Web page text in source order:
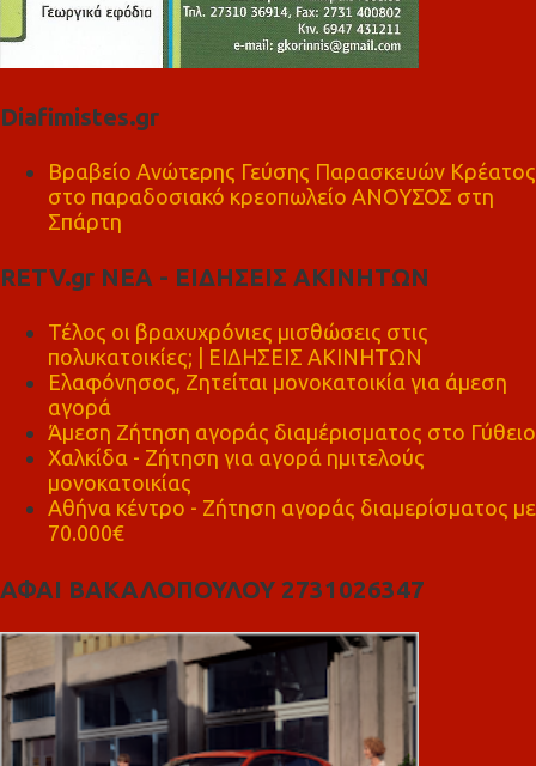
Diafimistes.gr
Βραβείο Ανώτερης Γεύσης Παρασκευών Κρέατος
στο παραδοσιακό κρεοπωλείο ΑΝΟΥΣΟΣ στη
Σπάρτη
RETV.gr ΝΕΑ - ΕΙΔΗΣΕΙΣ ΑΚΙΝΗΤΩΝ
Τέλος οι βραχυχρόνιες μισθώσεις στις
πολυκατοικίες; | ΕΙΔΗΣΕΙΣ ΑΚΙΝΗΤΩΝ
Ελαφόνησος, Ζητείται μονοκατοικία για άμεση
αγορά
Άμεση Ζήτηση αγοράς διαμέρισματος στο Γύθειο
Χαλκίδα - Ζήτηση για αγορά ημιτελούς
μονοκατοικίας
Αθήνα κέντρο - Ζήτηση αγοράς διαμερίσματος με
70.000€
ΑΦΑΙ ΒΑΚΑΛΟΠΟΥΛΟΥ 2731026347